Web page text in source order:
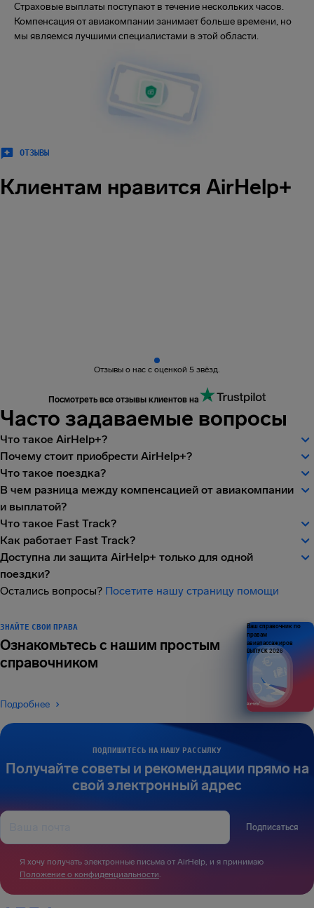
Страховые выплаты поступают в течение нескольких часов.
Компенсация от авиакомпании занимает больше времени, но
мы являемся лучшими специалистами в этой области.
ОТЗЫВЫ
Клиентам нравится AirHelp+
Отзывы о нас с оценкой 5 звёзд.
Посмотреть все отзывы клиентов на
Часто задаваемые вопросы
Что такое AirHelp+?
Почему стоит приобрести AirHelp+?
Что такое поездка?
В чем разница между компенсацией от авиакомпании
и выплатой?
Что такое Fast Track?
Как работает Fast Track?
Доступна ли защита AirHelp+ только для одной
поездки?
Остались вопросы? Посетите нашу страницу помощи
ПОДПИШИТЕСЬ НА НАШУ РАССЫЛКУ
Получайте советы и рекомендации прямо на
свой электронный адрес
Подписаться
Я хочу получать электронные письма от AirHelp, и я принимаю
Положение о конфиденциальности.
ЗНАЙТЕ СВОИ ПРАВА
Ознакомьтесь с нашим простым
справочником
Подробнее
Ваш справочник по
правам
авиапассажиров
ВЫПУСК 2026